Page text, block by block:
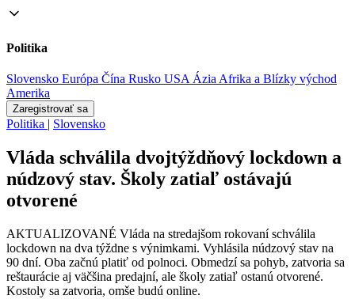
Politika
Slovensko Európa Čína Rusko USA ÁziaAfrika a Blízky východ
Amerika
Zaregistrovať sa
Politika | Slovensko
Vláda schválila dvojtýždňový lockdown a
núdzový stav. Školy zatiaľ ostávajú
otvorené
AKTUALIZOVANÉ Vláda na stredajšom rokovaní schválila
lockdown na dva týždne s výnimkami. Vyhlásila núdzový stav na
90 dní. Oba začnú platiť od polnoci. Obmedzí sa pohyb, zatvoria sa
reštaurácie aj väčšina predajní, ale školy zatiaľ ostanú otvorené.
Kostoly sa zatvoria, omše budú online.